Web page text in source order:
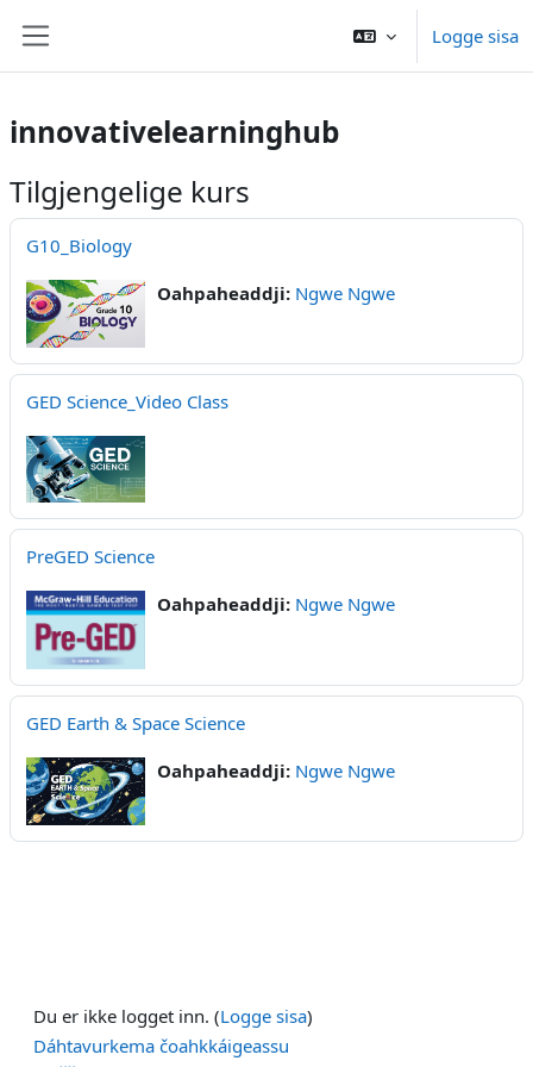
Logge sisa
innovativelearninghub
Tilgjengelige kurs
G10_Biology
Oahpaheaddji: Ngwe Ngwe
GED Science_Video Class
PreGED Science
Oahpaheaddji: Ngwe Ngwe
GED Earth & Space Science
Oahpaheaddji: Ngwe Ngwe
Du er ikke logget inn. (Logge sisa)
Dáhtavurkema čoahkkáigeassu